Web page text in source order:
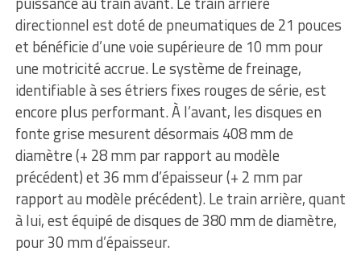
directionnel est doté de pneumatiques de 21 pouces
et bénéficie d’une voie supérieure de 10 mm pour
une motricité accrue. Le système de freinage,
identifiable à ses étriers fixes rouges de série, est
encore plus performant. À l’avant, les disques en
fonte grise mesurent désormais 408 mm de
diamètre (+ 28 mm par rapport au modèle
précédent) et 36 mm d’épaisseur (+ 2 mm par
rapport au modèle précédent). Le train arrière, quant
à lui, est équipé de disques de 380 mm de diamètre,
pour 30 mm d’épaisseur.